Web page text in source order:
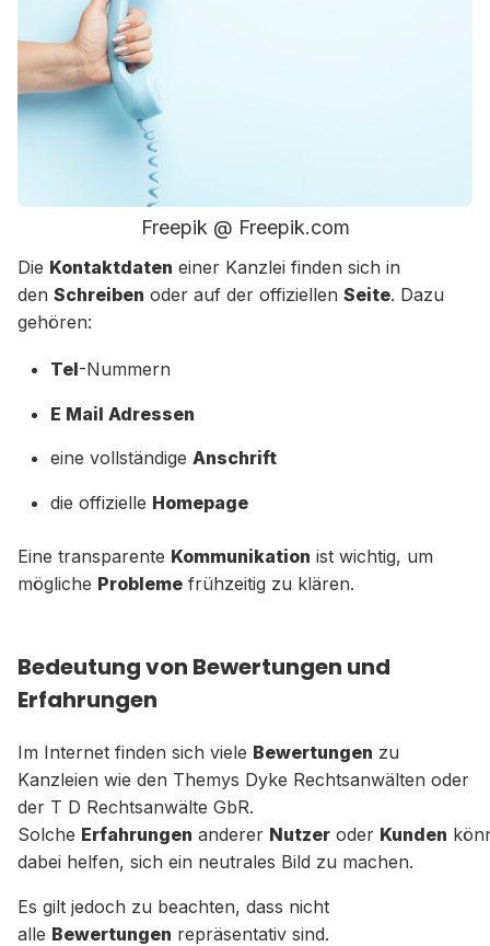
Freepik @ Freepik.com
Die Kontaktdaten einer Kanzlei finden sich in
den Schreiben oder auf der offiziellen Seite. Dazu
gehören:
Tel-Nummern
E Mail Adressen
eine vollständige Anschrift
die offizielle Homepage
Eine transparente Kommunikation ist wichtig, um
mögliche Probleme frühzeitig zu klären.
Bedeutung von Bewertungen und
Erfahrungen
Im Internet finden sich viele Bewertungen zu
Kanzleien wie den Themys Dyke Rechtsanwälten oder
der T D Rechtsanwälte GbR.
Solche Erfahrungen anderer Nutzer oder Kunden
dabei helfen, sich ein neutrales Bild zu machen.
Es gilt jedoch zu beachten, dass nicht
alle Bewertungen repräsentativ sind.